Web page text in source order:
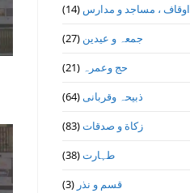
اوقاف ، مساجد و مدارس (14)
جمعہ و عیدین (27)
حج وعمرہ (21)
ذبیحہ وقربانی(64)
زکاة و صدقات(83)
طہارت(38)
قسم و نذر (3)